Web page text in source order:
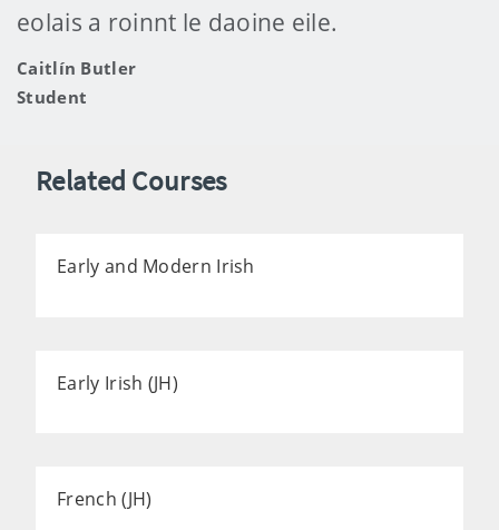
eolais a roinnt le daoine eile.
Caitlín Butler
Student
Related Courses
Early and Modern Irish
Early Irish (JH)
French (JH)